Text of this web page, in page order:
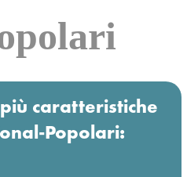
caratteristiche
Popolari: